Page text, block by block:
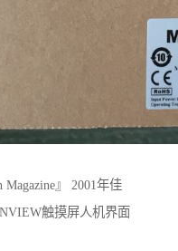
』 2001年佳
触摸屏人机界面